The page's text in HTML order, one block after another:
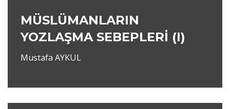
MÜSLÜMANLARIN
YOZLAŞMA SEBEPLERİ (I)
Mustafa AYKUL